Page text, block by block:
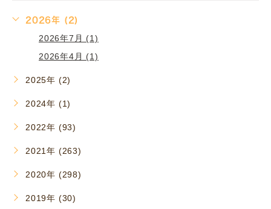
2026年 (2)
2026年7月 (1)
2026年4月 (1)
2025年 (2)
2024年 (1)
2022年 (93)
2021年 (263)
2020年 (298)
2019年 (30)